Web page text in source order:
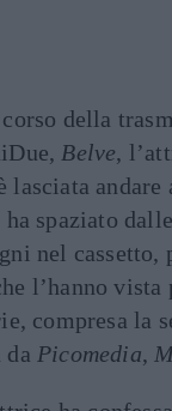
della
Belve,
lasciata andare
spaziato
nel cassetto,
l’hanno
compresa la
Picomedia,